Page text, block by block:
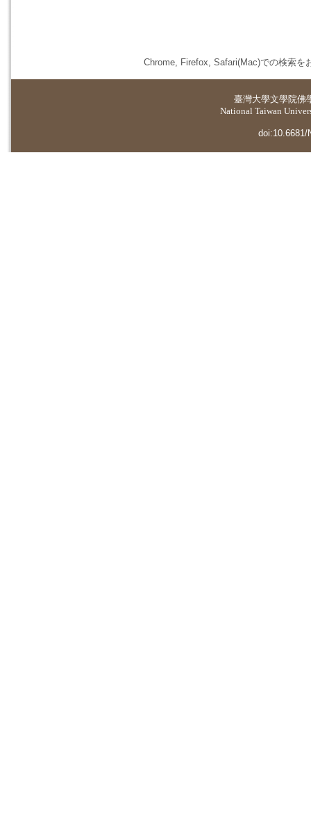
Chrome, Firefox, Safari(Mac)での検索を
臺灣大學文學院佛
National Taiwan
doi:10.6681/